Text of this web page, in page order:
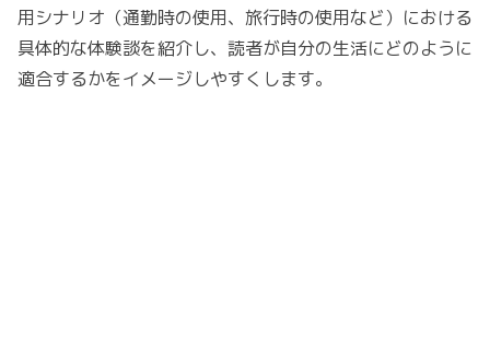
用シナリオ（通勤時の使用、旅行時の使用など）における
具体的な体験談を紹介し、読者が自分の生活にどのように
適合するかをイメージしやすくします。